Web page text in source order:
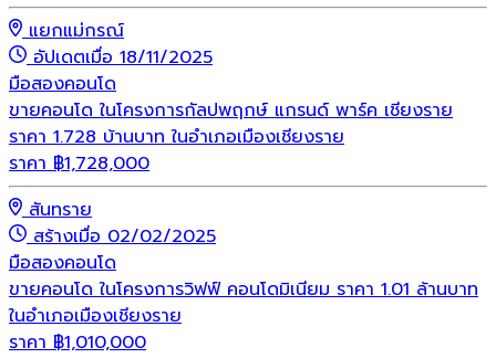
แยกแม่กรณ์
อัปเดตเมื่อ 18/11/2025
มือสองคอนโด
ขายคอนโด ในโครงการกัลปพฤกษ์ แกรนด์ พาร์ค เชียงราย
ราคา 1.728 บ้านบาท ในอำเภอเมืองเชียงราย
ราคา ฿1,728,000
สันทราย
สร้างเมื่อ 02/02/2025
มือสองคอนโด
ขายคอนโด ในโครงการวิฟฟ์ คอนโดมิเนียม ราคา 1.01 ล้านบาท
ในอำเภอเมืองเชียงราย
ราคา ฿1,010,000